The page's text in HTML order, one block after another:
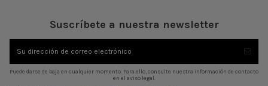
Suscríbete a nuestra newsletter
Puede darse de baja en cualquier momento. Para ello, consulte nuestra información de contacto
en el aviso legal.